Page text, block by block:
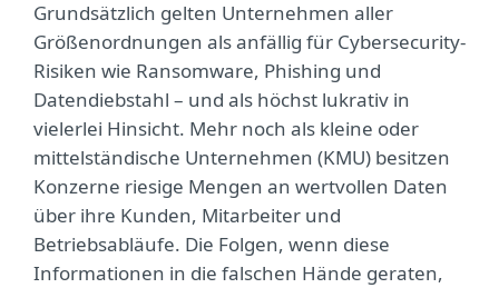
Grundsätzlich gelten Unternehmen aller
Größenordnungen als anfällig für Cybersecurity-
Risiken wie Ransomware, Phishing und
Datendiebstahl – und als höchst lukrativ in
vielerlei Hinsicht. Mehr noch als kleine oder
mittelständische Unternehmen (KMU) besitzen
Konzerne riesige Mengen an wertvollen Daten
über ihre Kunden, Mitarbeiter und
Betriebsabläufe. Die Folgen, wenn diese
Informationen in die falschen Hände geraten,